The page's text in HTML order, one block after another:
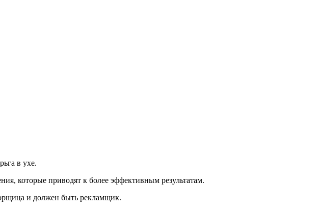
в ухе.
которые приводят к более эффективным результатам.
и должен быть рекламщик.